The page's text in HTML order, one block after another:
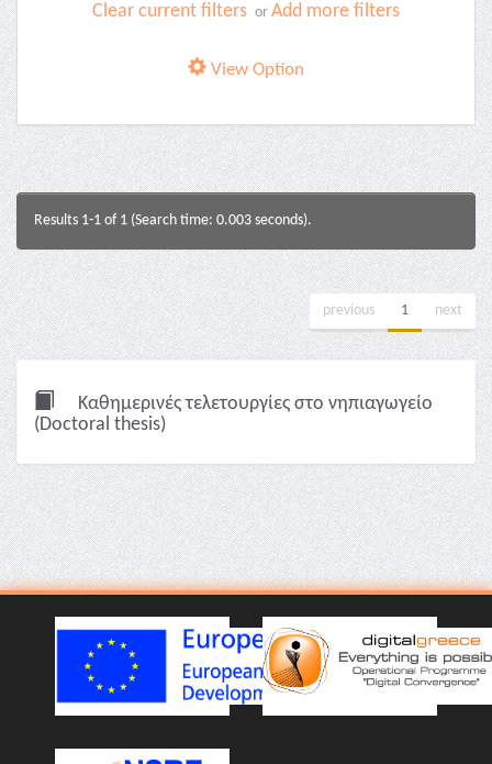
Clear current filters or Add more filters
View Option
Results 1-1 of 1 (Search time: 0.003 seconds).
previous 1 next
Καθημερινές τελετουργίες στο νηπιαγωγείο
(Doctoral thesis)